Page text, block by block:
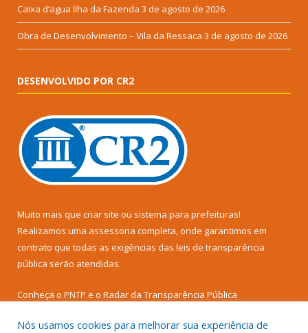
Caixa d’agua Ilha da Fazenda 3 de agosto de 2026
Obra de Desenvolvimento – Vila da Ressaca 3 de agosto de 2026
DESENVOLVIDO POR CR2
Muito mais que criar site ou sistema para prefeituras!
Realizamos uma assessoria completa, onde garantimos em
contrato que todas as exigências das leis de transparência
pública serão atendidas.
Conheça o PNTP e o Radar da Transparência Pública
Nós usamos cookies para melhorar sua experiência de